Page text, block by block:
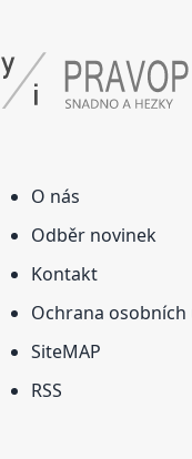
O nás
Odběr novinek
Kontakt
Ochrana osobních
SiteMAP
RSS